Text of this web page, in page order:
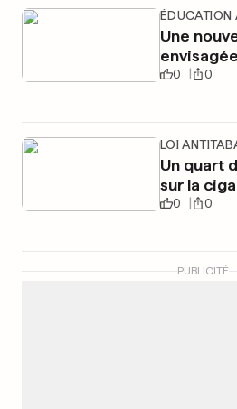
ÉDUCATION
Une
0 0
LOI
Un quart
sur la
0 0
PUBLICITÉ